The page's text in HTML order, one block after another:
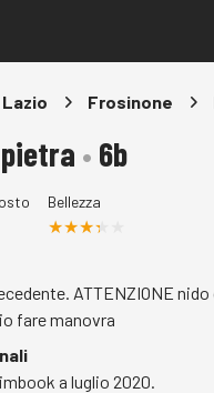
Lazio Frosinone
• 6b
Bellezza
ATTENZIONE
fare manovra
a luglio 2020.